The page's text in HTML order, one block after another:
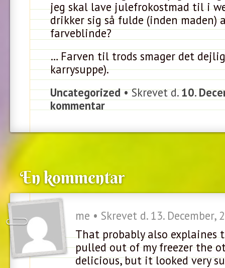
jeg skal lave julefrokostmad til i
drikker sig så fulde (inden maden)
farveblinde?
… Farven til trods smager det
karrysuppe).
Uncategorized• Skrevet d.10.
kommentar
En kommentar
me • Skrevet d. 13. December,
That probably also explaines
pulled out of my freezer the
delicious, but it looked very